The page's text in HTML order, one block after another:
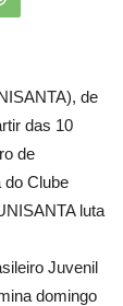
de
das 10
de
do Clube
luta
Juvenil
domingo